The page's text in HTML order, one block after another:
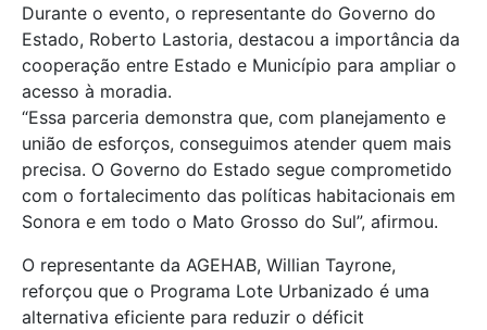
Durante o evento, o representante do Governo do
Estado, Roberto Lastoria, destacou a importância da
cooperação entre Estado e Município para ampliar o
acesso à moradia.
“Essa parceria demonstra que, com planejamento e
união de esforços, conseguimos atender quem mais
precisa. O Governo do Estado segue comprometido
com o fortalecimento das políticas habitacionais em
Sonora e em todo o Mato Grosso do Sul”, afirmou.
O representante da AGEHAB, Willian Tayrone,
reforçou que o Programa Lote Urbanizado é uma
alternativa eficiente para reduzir o déficit